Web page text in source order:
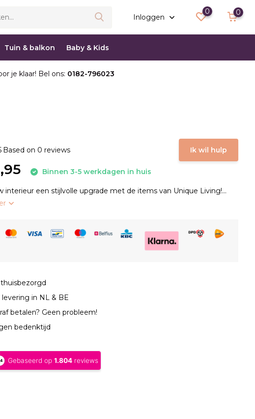
Inloggen
0 0
Tuin & balkon Baby & Kids
je klaar! Bel ons: 0182-796023
Based on 0 reviews Ik wil hulp
Binnen 3-5 werkdagen in huis
interieur een stijlvolle upgrade met de items van Unique Living!...
thuisbezorgd
levering in NL & BE
betalen? Geen probleem!
bedenktijd